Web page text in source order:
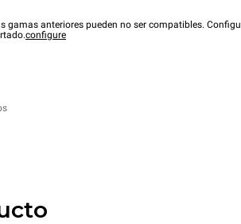
gamas anteriores pueden no ser compatibles.
configure